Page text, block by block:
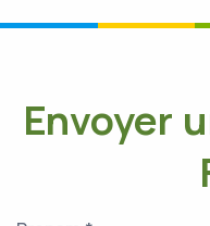
Envoyer